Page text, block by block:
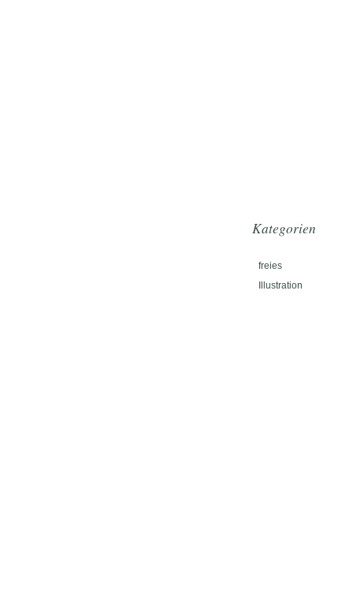
Kategorien
freies
Illustration